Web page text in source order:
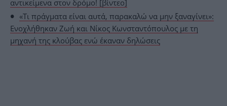
αντικείμενα στον δρόμο! [βίντεο]
«Τι πράγματα είναι αυτά, παρακαλώ να μην ξαναγίνει»:
Ενοχλήθηκαν Ζωή και Νίκος Κωνσταντόπουλος με τη
μηχανή της κλούβας ενώ έκαναν δηλώσεις